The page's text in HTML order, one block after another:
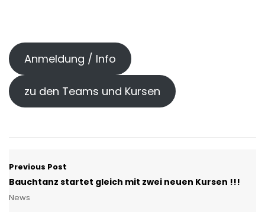
Anmeldung / Info
zu den Teams und Kursen
Previous Post
Bauchtanz startet gleich mit zwei neuen Kursen !!!
News